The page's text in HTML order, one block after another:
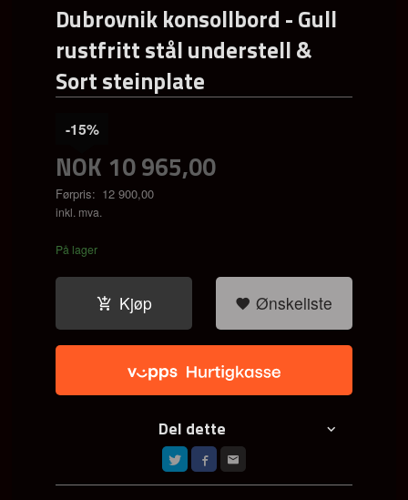
Dubrovnik konsollbord - Gull
rustfritt stål understell &
Sort steinplate
NOK 10 965,00
Førpris: 12 900,00
Rabatt
-15%
inkl. mva.
På lager
Kjøp Ønskeliste
Del dette